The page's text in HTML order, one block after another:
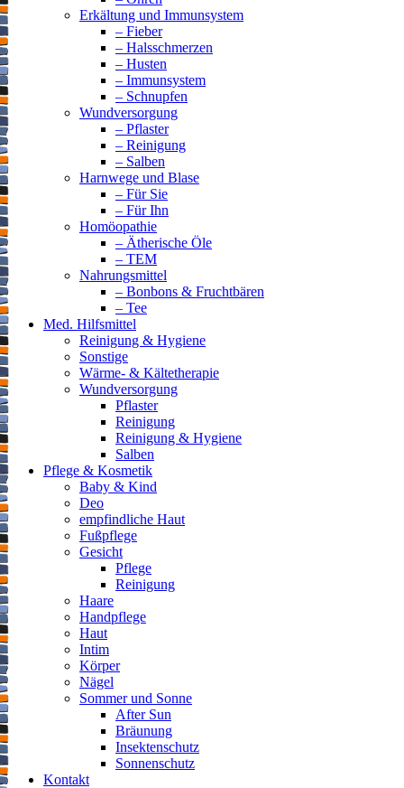
Erkältung und Immunsystem
– Fieber
– Halsschmerzen
– Husten
– Immunsystem
– Schnupfen
Wundversorgung
– Pflaster
– Reinigung
– Salben
Harnwege und Blase
– Für Sie
– Für Ihn
Homöopathie
– Ätherische Öle
– TEM
Nahrungsmittel
– Bonbons & Fruchtbären
– Tee
Med. Hilfsmittel
Reinigung & Hygiene
Sonstige
Wärme- & Kältetherapie
Wundversorgung
Pflaster
Reinigung
Reinigung & Hygiene
Salben
Pflege & Kosmetik
Baby & Kind
Deo
empfindliche Haut
Fußpflege
Gesicht
Pflege
Reinigung
Haare
Handpflege
Haut
Intim
Körper
Nägel
Sommer und Sonne
After Sun
Bräunung
Insektenschutz
Sonnenschutz
Kontakt